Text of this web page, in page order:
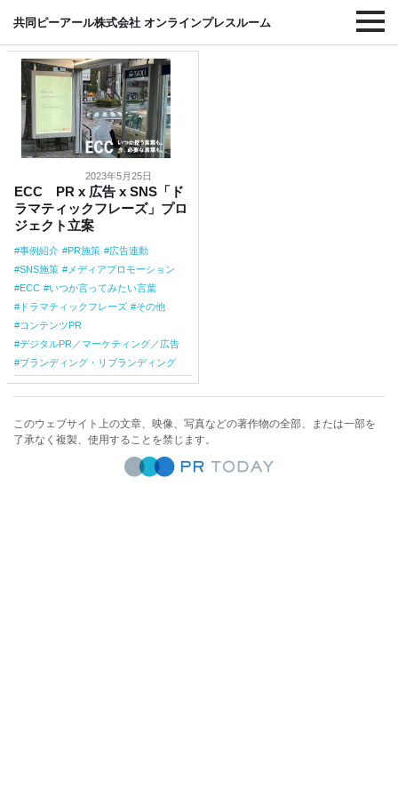
共同ピーアール株式会社 オンラインプレスルーム
#SNS施策
2023年5月25日
ECC PR x 広告 x SNS「ド
ラマティックフレーズ」プロ
ジェクト立案
事例紹介 PR施策
広告連動
SNS施策
メディアプロモーション
ECC
いつか言ってみたい言葉
ドラマティックフレーズ
その他
コンテンツPR
デジタルPR／マーケティング／広告
ブランディング・リブランディング
このウェブサイト上の文章、映像、写真などの著作物の全部、または一部を
了承なく複製、使用することを禁じます。